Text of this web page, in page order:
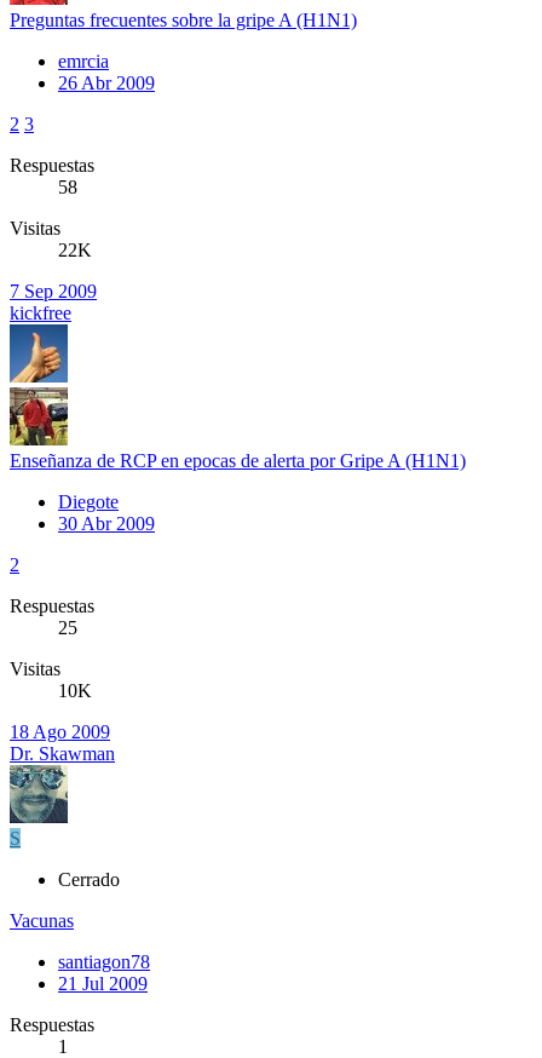
Preguntas frecuentes sobre la gripe A (H1N1)
emrcia
26 Abr 2009
2 3
Respuestas
58
Visitas
22K
7 Sep 2009
kickfree
Enseñanza de RCP en epocas de alerta por Gripe A (H1N1)
Diegote
30 Abr 2009
2
Respuestas
25
Visitas
10K
18 Ago 2009
Dr. Skawman
S
Cerrado
Vacunas
santiagon78
21 Jul 2009
Respuestas
1